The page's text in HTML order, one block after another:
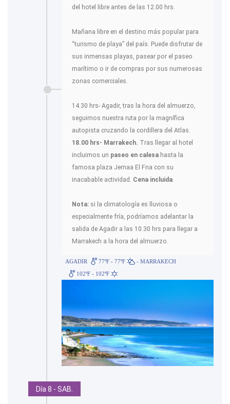
del hotel libre antes de las 12.00 hrs.
Mañana libre en el destino más popular para
“turismo de playa” del país. Puede disfrutar de
sus inmensas playas, pasear por el paseo
marítimo o ir de compras por sus numerosas
zonas comerciales.
14.30 hrs- Agadir, tras la hora del almuerzo,
seguimos nuestra ruta por la magnífica
autopista cruzando la cordillera del Atlas.
18.00 hrs- Marrakech. Tras llegar al hotel
incluimos un paseo en calesa hasta la
famosa plaza Jemaa El Fna con su
inacabable actividad. Cena incluida.
Nota: si la climatología es lluviosa o
especialmente fría, podríamos adelantar la
salida de Agadir a las 10.30 hrs para llegar a
Marrakech a la hora del almuerzo.
AGADIR 77ºF - 77ºF
- MARRAKECH
102ºF - 102ºF
Día 8 - SAB.